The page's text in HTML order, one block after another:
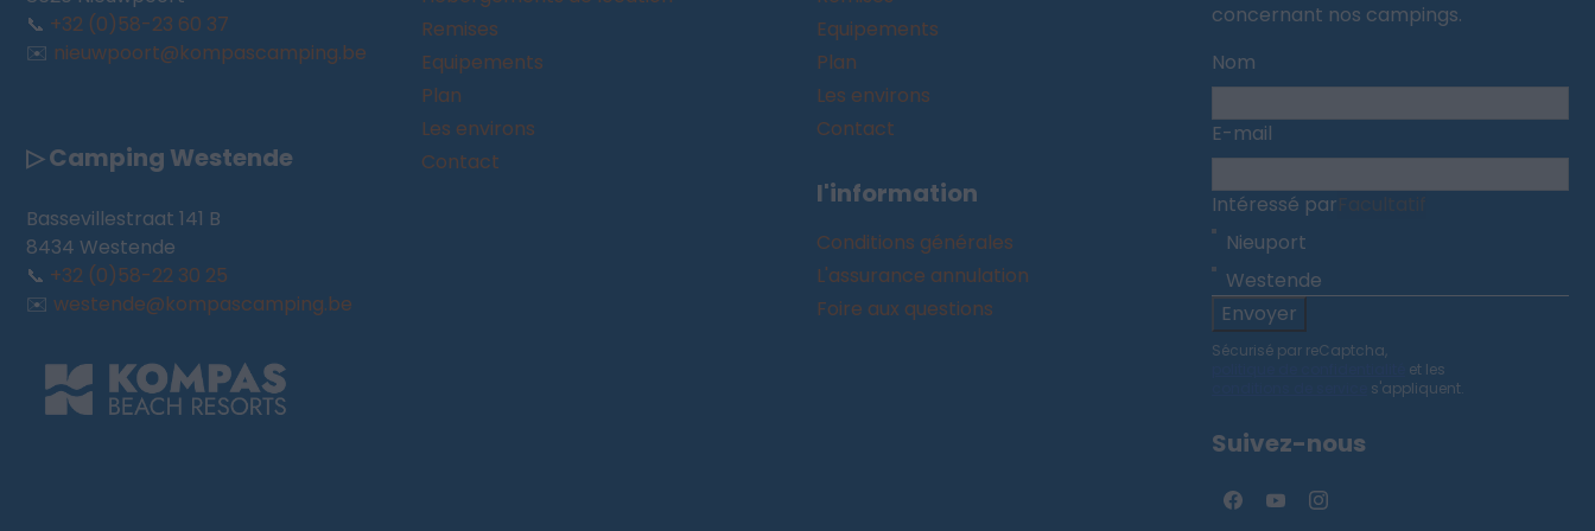
📞 +32 (0)58-23 60 37
✉️ nieuwpoort@kompascamping.be
▷ Camping Westende
Bassevillestraat 141 B
8434 Westende
📞 +32 (0)58-22 30 25
✉️ westende@kompascamping.be
Remises
Equipements
Plan
Les environs
Contact
Equipements
Plan
Les environs
Contact
l'information
Conditions générales
L'assurance annulation
Foire aux questions
concernant nos campings.
Nom
E-mail
Intéressé par
Nieuport
Westende
Envoyer
Sécurisé par reCaptcha,
et les
s'appliquent.
Suivez-nous